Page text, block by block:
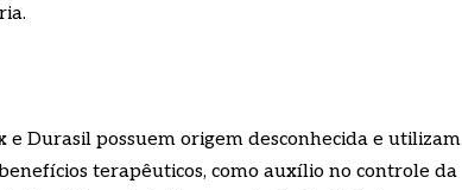
Durasil possuem origem desconhecida e utilizam
terapêuticos, como auxílio no controle da